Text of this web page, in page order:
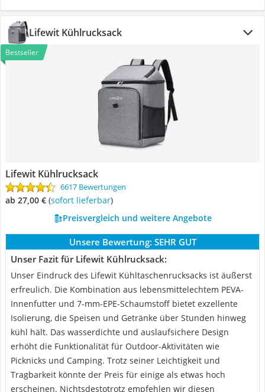
Lifewit Kühlrucksack
Bestseller
Lifewit Kühlrucksack
6617 Bewertungen
ab 27,00 € ( Sofort lieferbar)
Preisvergleich und weitere Angebote
Unsere Bewertung: SEHR GUT
Unser Fazit für Lifewit Kühlrucksack:
Unser Eindruck des Lifewit Kühltaschenrucksacks ist äußerst
erfreulich. Die Kombination aus lebensmittelechtem PEVA-
Innenfutter und 7-mm-EPE-Schaumstoff bietet exzellente
Isolierung, die Speisen und Getränke über Stunden hinweg
kühl hält. Das wasserdichte und auslaufsichere Design
erhöht die Funktionalität für Outdoor-Aktivitäten wie
Picknicks und Camping. Trotz seiner Leichtigkeit und
Tragbarkeit könnte der Preis für einige als etwas hoch
erscheinen. Nichtsdestotrotz empfehlen wir diesen